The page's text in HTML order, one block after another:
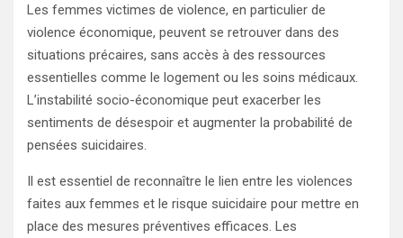
Les femmes victimes de violence, en particulier de
violence économique, peuvent se retrouver dans des
situations précaires, sans accès à des ressources
essentielles comme le logement ou les soins médicaux.
L’instabilité socio-économique peut exacerber les
sentiments de désespoir et augmenter la probabilité de
pensées suicidaires.
Il est essentiel de reconnaître le lien entre les violences
faites aux femmes et le risque suicidaire pour mettre en
place des mesures préventives efficaces. Les